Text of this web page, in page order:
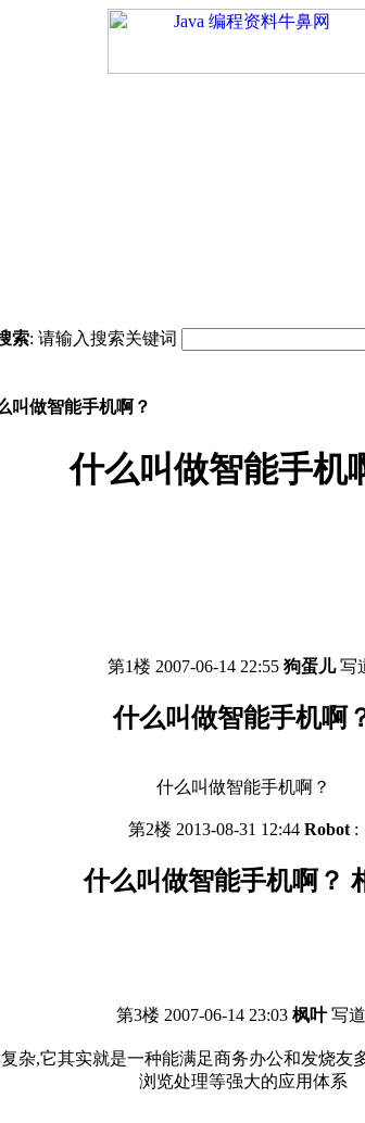
索: 请输入搜索关键词
叫做智能手机啊？
什么叫做智能手机
第1楼 2007-06-14 22:55 狗蛋儿写
什么叫做智能手机啊
什么叫做智能手机啊？
第2楼 2013-08-31 12:44 Robot :
什么叫做智能手机啊？
第3楼 2007-06-14 23:03 枫叶写
杂,它其实就是一种能满足商务办公和发烧
浏览处理等强大的应用体系